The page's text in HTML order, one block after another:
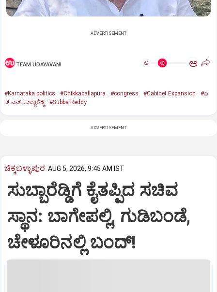
ADVERTISEMENT
TEAM UDAYAVANI ಅ ಅ
#Karnataka politics #Chikkaballapura #congress #Cabinet Expansion
#ಎ
ಸ್.ಎನ್. ಸುಬ್ಬಾರೆಡ್ಡಿ
#Subba Reddy
ADVERTISEMENT
ಚಿಕ್ಕಬಳ್ಳಾಪುರ AUG 5, 2026, 9:45 AM IST
ಸುಬ್ಬಾರೆಡ್ಡಿಗೆ ಕೈತಪ್ಪಿದ ಸಚಿವ
ಸ್ಥಾನ: ಬಾಗೇಪಲ್ಲಿ, ಗುಡಿಬಂಡೆ,
ಚೇಳೂರಿನಲ್ಲಿ ಬಂದ್!